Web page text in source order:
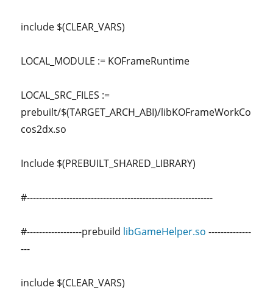
include $(CLEAR_VARS)
LOCAL_MODULE := KOFrameRuntime
LOCAL_SRC_FILES :=
prebuilt/$(TARGET_ARCH_ABI)/libKOFrameWorkCo
cos2dx.so
Include $(PREBUILT_SHARED_LIBRARY)
#-------------------------------------------------------------
#------------------prebuild libGameHelper.so --------------
---
include $(CLEAR_VARS)